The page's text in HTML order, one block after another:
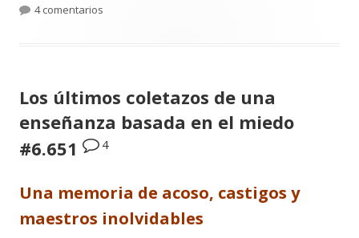
el
4 comentarios
Los últimos coletazos de una
enseñanza basada en el miedo
#6.651
4
Una memoria de acoso, castigos y
maestros inolvidables